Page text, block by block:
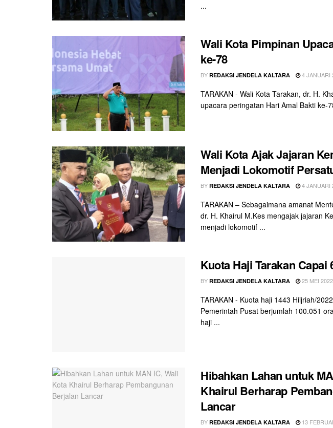
...
Wali Kota Pimpinan
ke-78
BY REDAKSI JENDELA KALTARA 4 JANUARI
TARAKAN - Wali Kota Tarakan, dr. H.
upacara peringatan Hari Amal Bakti ke-
Wali Kota Ajak Jajaran
Menjadi Lokomotif
BY REDAKSI JENDELA KALTARA 4 JANUARI
TARAKAN – Sebagaimana amanat
dr. H. Khairul M.Kes mengajak jajaran
menjadi lokomotif ...
Kuota Haji Tarakan Capai
BY REDAKSI JENDELA KALTARA 25 MEI 2022
TARAKAN - Kuota haji 1443 Hiijriah/
Pemerintah Pusat berjumlah 100.051
haji ...
Hibahkan Lahan untuk
Khairul Berharap
Lancar
BY REDAKSI JENDELA KALTARA 13